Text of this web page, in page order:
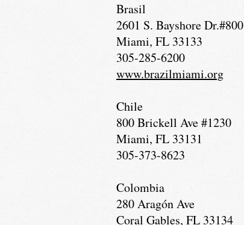
Brasil
2601 S. Bayshore Dr.#800
Miami, FL 33133
305-285-6200
www.brazilmiami.org
Chile
800 Brickell Ave #1230
Miami, FL 33131
305-373-8623
Colombia
280 Aragón Ave
Coral Gables, FL 33134